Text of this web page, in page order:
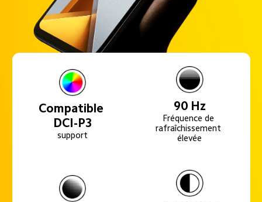
Compatible
DCI-P3
support
90 Hz
Fréquence de
rafraîchissement
élevée